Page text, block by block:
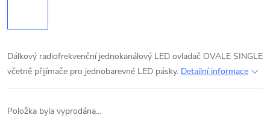
Dálkový radiofrekvenční jednokanálový LED ovladač OVALE SINGLE
včetně přijímače pro jednobarevné LED pásky. Detailní informace
Položka byla vyprodána…